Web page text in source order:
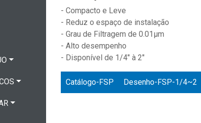
- Compacto e Leve
- Reduz o espaço de instalação
- Grau de Filtragem de 0.01µm
- Alto desempenho
- Disponível de 1/4" à 2"
Catálogo-FSP Desenho-FSP-1/4~2